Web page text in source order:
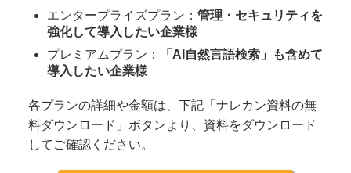
エンタープライズプラン： 管理・セキュリティを
強化して導入したい企業様
プレミアムプラン：
「AI自然言語検索」も含めて
導入したい企業様
各プランの詳細や金額は、下記「ナレカン資料の無
料ダウンロード」ボタンより、資料をダウンロード
してご確認ください。